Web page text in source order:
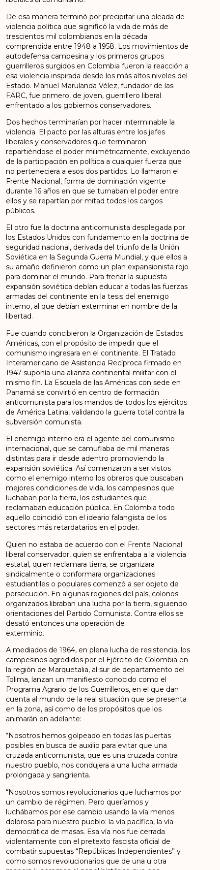
De esa manera terminó por precipitar una oleada de
violencia política que significó la vida de más de
trescientos mil colombianos en la década
comprendida entre 1948 a 1958. Los movimientos de
autodefensa campesina y los primeros grupos
guerrilleros surgidos en Colombia fueron la reacción a
esa violencia inspirada desde los más altos niveles del
Estado. Manuel Marulanda Vélez, fundador de las
FARC, fue primero, de joven, guerrillero liberal
enfrentado a los gobiernos conservadores.
Dos hechos terminarían por hacer interminable la
violencia. El pacto por las alturas entre los jefes
liberales y conservadores que terminaron
repartiéndose el poder milimétricamente, excluyendo
de la participación en política a cualquier fuerza que
no perteneciera a esos dos partidos. Lo llamaron el
Frente Nacional, forma de dominación vigente
durante 16 años en que se turnaban el poder entre
ellos y se repartían por mitad todos los cargos
públicos.
El otro fue la doctrina anticomunista desplegada por
los Estados Unidos con fundamento en la doctrina de
seguridad nacional, derivada del triunfo de la Unión
Soviética en la Segunda Guerra Mundial, y que ellos a
su amaño definieron como un plan expansionista rojo
para dominar el mundo. Para frenar la supuesta
expansión soviética debían educar a todas las fuerzas
armadas del continente en la tesis del enemigo
interno, al que debían exterminar en nombre de la
libertad.
Fue cuando concibieron la Organización de Estados
Américas, con el propósito de impedir que el
comunismo ingresara en el continente. El Tratado
Interamericano de Asistencia Recíproca firmado en
1947 suponía una alianza continental militar con el
mismo fin. La Escuela de las Américas con sede en
Panamá se convirtió en centro de formación
anticomunista para los mandos de todos los ejércitos
de América Latina, validando la guerra total contra la
subversión comunista.
El enemigo interno era el agente del comunismo
internacional, que se camuflaba de mil maneras
distintas para ir desde adentro promoviendo la
expansión soviética. Así comenzaron a ser vistos
como el enemigo interno los obreros que buscaban
mejores condiciones de vida, los campesinos que
luchaban por la tierra, los estudiantes que
reclamaban educación pública. En Colombia todo
aquello coincidió con el ideario falangista de los
sectores más retardatarios en el poder.
Quien no estaba de acuerdo con el Frente Nacional
liberal conservador, quien se enfrentaba a la violencia
estatal, quien reclamara tierra, se organizara
sindicalmente o conformara organizaciones
estudiantiles o populares comenzó a ser objeto de
persecución. En algunas regiones del país, colonos
organizados libraban una lucha por la tierra, siguiendo
orientaciones del Partido Comunista. Contra ellos se
desató entonces una operación de
exterminio.
A mediados de 1964, en plena lucha de resistencia, los
campesinos agredidos por el Ejército de Colombia en
la región de Marquetalia, al sur de departamento del
Tolima, lanzan un manifiesto conocido como el
Programa Agrario de los Guerrilleros, en el que dan
cuenta al mundo de la real situación que se presenta
en la zona, así como de los propósitos que los
animarán en adelante:
“Nosotros hemos golpeado en todas las puertas
posibles en busca de auxilio para evitar que una
cruzada anticomunista, que es una cruzada contra
nuestro pueblo, nos condujera a una lucha armada
prolongada y sangrienta.
“Nosotros somos revolucionarios que luchamos por
un cambio de régimen. Pero queríamos y
luchábamos por ese cambio usando la vía menos
dolorosa para nuestro pueblo: la vía pacífica, la vía
democrática de masas. Esa vía nos fue cerrada
violentamente con el pretexto fascista oficial de
combatir supuestas “Repúblicas Independientes” y
como somos revolucionarios que de una u otra